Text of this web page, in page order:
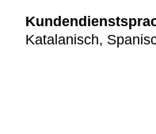
Katalanisch,